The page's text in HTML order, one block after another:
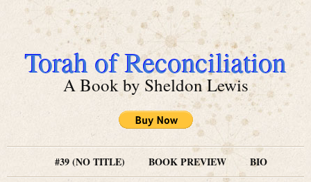
Torah of Reconciliation
A Book by Sheldon Lewis
#39 (NO TITLE) BOOK PREVIEW
BIO